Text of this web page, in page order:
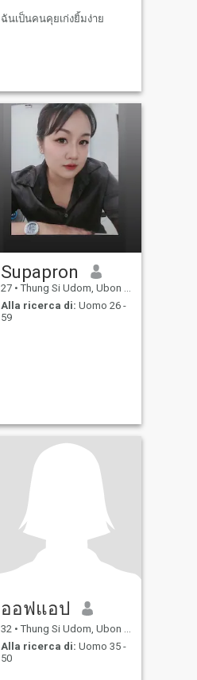
ฉันเป็นคนคุยเก่งยิ้มง่าย
Supapron
27 • Thung Si Udom, Ubon Ratchathani, Thailandia
Alla ricerca di: Uomo 26 -
59
ออฟแอป
32 • Thung Si Udom, Ubon Ratchathani, Thailandia
Alla ricerca di: Uomo 35 -
50